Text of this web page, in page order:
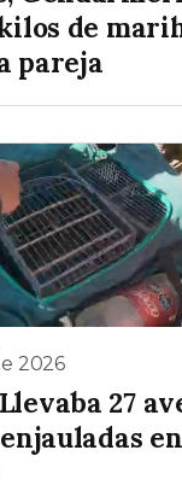
de
pareja
2026
27